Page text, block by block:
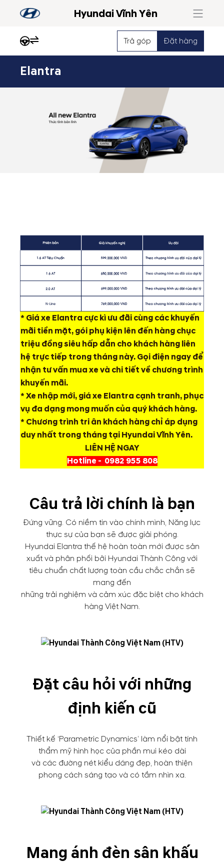
Hyundai Vĩnh Yên
Trả góp Đặt hàng
Elantra
* Giá xe Elantra cực kì ưu đãi cùng các khuyến
mãi tiền mặt, gói phụ kiện lên đến hàng chục
triệu đồng siêu hấp dẫn cho khách hàng liên
hệ trực tiếp trong tháng này. Gọi điện ngay để
nhận tư vấn mua xe và chi tiết về chương trình
khuyến mãi.
* Xe nhập mới, giá xe Elantra cạnh tranh, phục
vụ đa dạng mong muốn của quý khách hàng.
* Chương trình tri ân khách hàng chỉ áp dụng
duy nhất trong tháng tại Hyundai Vĩnh Yên.
LIÊN HỆ NGAY
Hotline - 0982 955 808
Câu trả lời chính là bạn
Đứng vững. Có niềm tin vào chính mình, Năng lực
thực sự của bạn sẽ được giải phóng.
Hyundai Elantra thế hệ hoàn toàn mới được sản
xuất và phân phối bởi Hyundai Thành Công với
tiêu chuẩn chất lượng toàn cầu chắc chắn sẽ
mang đến
những trải nghiệm và cảm xúc đặc biệt cho khách
hàng Việt Nam.
Đặt câu hỏi với những
định kiến cũ
Thiết kế ‘Parametric Dynamics’ làm nổi bật tính
thẩm mỹ hình học của phần mui kéo dài
và các đường nét kiểu dáng đẹp, hoàn thiện
phong cách sáng tạo và có tầm nhìn xa.
Mang ánh đèn sân khấu